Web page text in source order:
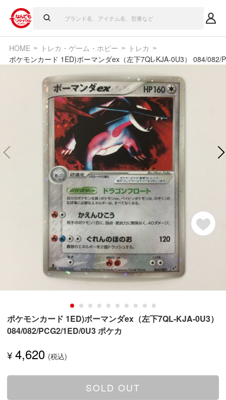
HOME トレカ・ゲーム・ホビー
トレカ
ポケモンカード 1ED)ボーマンダex（左下7QL-KJA-0U3） 084/082/
ポケモンカード 1ED)ボーマンダex（左下7QL-KJA-0U3）
084/082/PCG2/1ED/0U3 ポケカ
¥4,620
SOLD OUT